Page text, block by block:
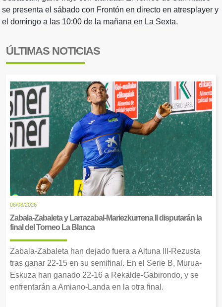
se presenta el sábado con Frontón en directo en atresplayer y
el domingo a las 10:00 de la mañana en La Sexta.
ÚLTIMAS NOTICIAS
06/08/2026
Zabala-Zabaleta y Larrazabal-Mariezkurrena II disputarán la
final del Torneo La Blanca
Zabala-Zabaleta han dejado fuera a Altuna III-Rezusta
tras ganar 22-15 en su semifinal. En el Serie B, Murua-
Eskuza han ganado 22-16 a Rekalde-Gabirondo, y se
enfrentarán a Amiano-Landa en la otra final.